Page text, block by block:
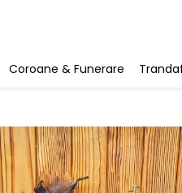
Coroane & Funerare